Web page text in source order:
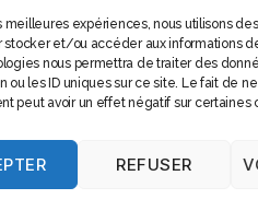
meilleures expériences, nous utilisons
stocker et/ou accéder aux informations
nous permettra de traiter des
ou les ID uniques sur ce site. Le fait de
peut avoir un effet négatif sur certaines
REFUSER